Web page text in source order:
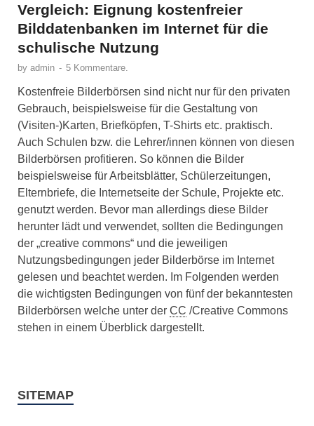
Vergleich: Eignung kostenfreier
Bilddatenbanken im Internet für die
schulische Nutzung
by admin - 5 Kommentare.
Kostenfreie Bilderbörsen sind nicht nur für den privaten
Gebrauch, beispielsweise für die Gestaltung von
(Visiten-)Karten, Briefköpfen, T-Shirts etc. praktisch.
Auch Schulen bzw. die Lehrer/innen können von diesen
Bilderbörsen profitieren. So können die Bilder
beispielsweise für Arbeitsblätter, Schülerzeitungen,
Elternbriefe, die Internetseite der Schule, Projekte etc.
genutzt werden. Bevor man allerdings diese Bilder
herunter lädt und verwendet, sollten die Bedingungen
der „creative commons“ und die jeweiligen
Nutzungsbedingungen jeder Bilderbörse im Internet
gelesen und beachtet werden. Im Folgenden werden
die wichtigsten Bedingungen von fünf der bekanntesten
Bilderbörsen welche unter der CC /Creative Commons
stehen in einem Überblick dargestellt.
SITEMAP